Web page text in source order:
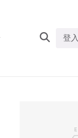
登入